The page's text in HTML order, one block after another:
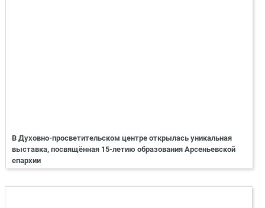
В Духовно-просветительском центре открылась уникальная
выставка, посвящённая 15-летию образования Арсеньевской
епархии